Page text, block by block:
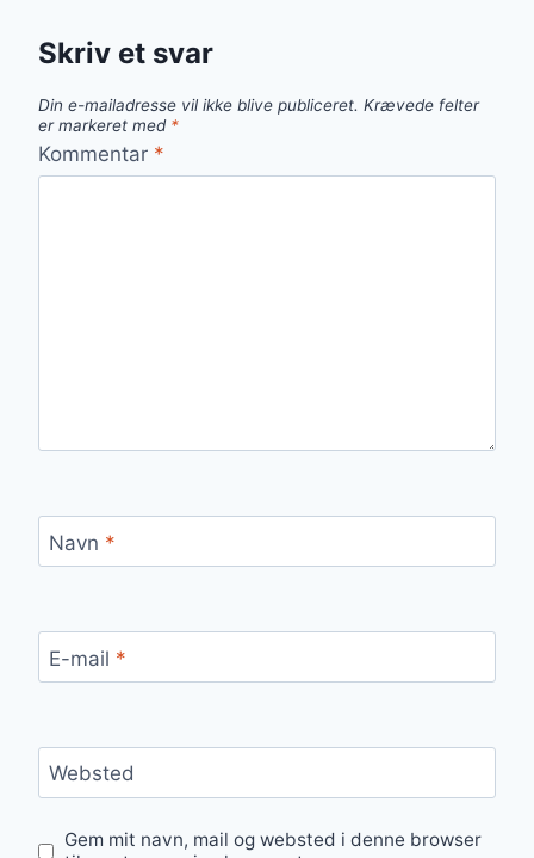
Skriv et svar
Din e-mailadresse vil ikke blive publiceret. Krævede felter
er markeret med *
Kommentar *
Navn *
E-mail *
Websted
Gem mit navn, mail og websted i denne browser